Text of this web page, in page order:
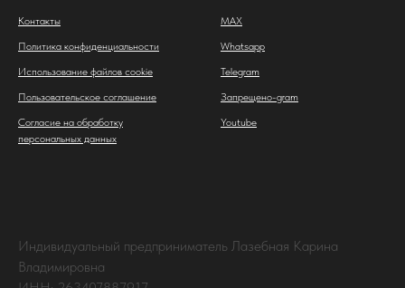
Контакты
Политика конфиденциальности
Использование файлов cookie
Пользовательское соглашение
Согласие на обработку
персональных данных
MAX
Whatsapp
Telegram
Запрещено-gram
Youtube
Индивидуальный предприниматель Лазебная Карина
Владимировна